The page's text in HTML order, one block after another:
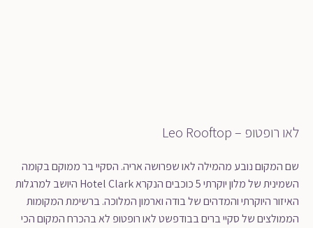
לאו רופטופ – Leo Rooftop
שם המקום נובע מהמילה לאו שפרושה אריה. הסקיי בר ממוקם בקומה
השמינית של מלון יוקרתי 5 כוכבים הנקרא Hotel Clark היושב למרגלות
האיזור היוקרתי והמדהים של בודה וארמון המלוכה. ברשימת המקומות
הממולצים של סקיי ברים בבודפשט לאו רופטופ לא בהכרח המקום הכי